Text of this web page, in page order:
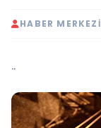
HABER MERKEZI
..